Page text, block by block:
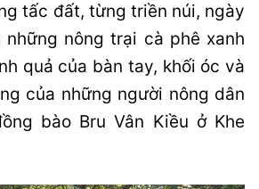
tấc đất, từng triền núi, ngày
những nông trại cà phê xanh
quả của bàn tay, khối óc và
của những người nông dân
bào Bru Vân Kiều ở Khe